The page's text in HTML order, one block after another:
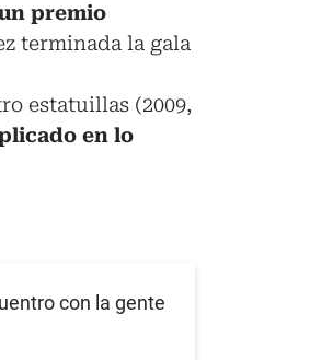
premio
terminada la gala
estatuillas (2009,
en lo
con la gente